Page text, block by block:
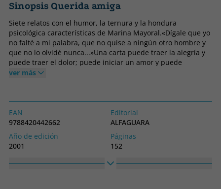
Sinopsis Querida amiga
Siete relatos con el humor, la ternura y la hondura
psicológica características de Marina Mayoral.«Dígale que yo
no falté a mi palabra, que no quise a ningún otro hombre y
que no lo olvidé nunca...»Una carta puede traer la alegría y
puede traer el dolor; puede iniciar un amor y puede
romperlo. Puede destruir una vida o puede darle sentido.
ofrece en Querida amiga siete cartas, siete fragmentos de
vida en donde laten las pasiones humanas: ilusiones,
desengaños, sueños, deseos, amores y odios. Siete voces de
hombres y mujeres que confían sin pudor sus más íntimas
confidencias al papel o a la electrónica.
ver más
EAN
9788420442662
Editorial
ALFAGUARA
Año de edición
2001
Páginas
152
Colección